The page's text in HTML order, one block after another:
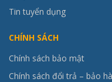
Tin tuyển dụng
CHÍNH SÁCH
Chính sách bảo mật
Chính sách đổi trả – bảo